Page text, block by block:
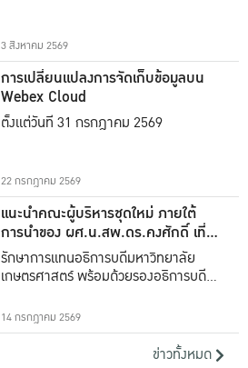
3 สิงหาคม 2569
การเปลี่ยนแปลงการจัดเก็บข้อมูลบน
Webex Cloud
ตั้งแต่วันที่ 31 กรกฎาคม 2569
22 กรกฎาคม 2569
แนะนำคณะผู้บริหารชุดใหม่ ภายใต้
การนำของ ผศ.น.สพ.ดร.คงศักดิ์ เที่ยง
ธรรม
รักษาการแทนอธิการบดีมหาวิทยาลัย
เกษตรศาสตร์ พร้อมด้วยรองอธิการบดีทั้ง
14 กรกฎาคม 2569
ข่าวทั้งหมด